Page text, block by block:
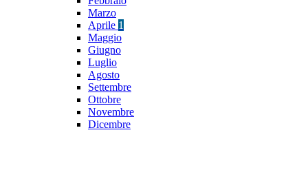
Marzo
Aprile 1
Maggio
Giugno
Luglio
Agosto
Settembre
Ottobre
Novembre
Dicembre